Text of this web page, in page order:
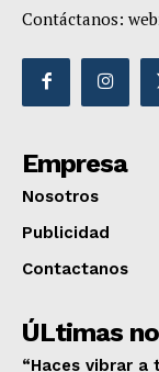
Contáctanos:
Empresa
Nosotros
Publicidad
Contactanos
ÚLtimas
“Haces vibrar a